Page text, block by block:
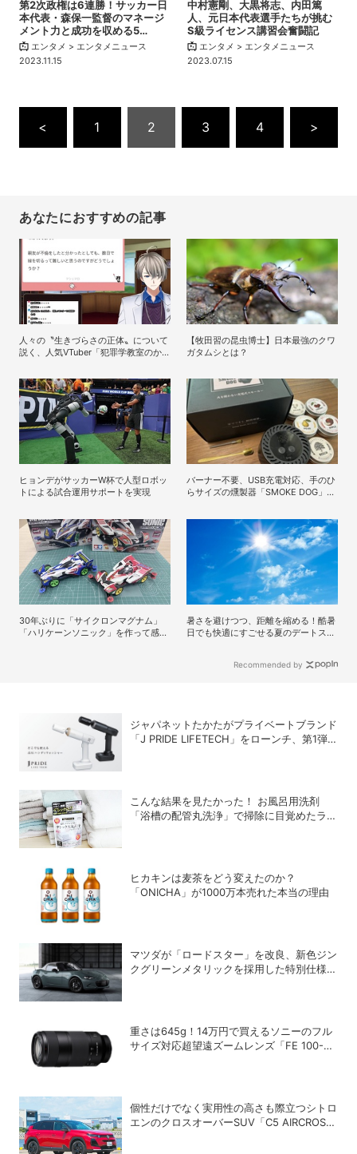
第2次政権は6連勝！サッカー日
本代表・森保一監督のマネージ
メント力と成功を収める5…
エンタメ > エンタメニュース
2023.11.15
中村憲剛、大黒将志、内田篤
人、元日本代表選手たちが挑む
S級ライセンス講習会奮闘記
エンタメ > エンタメニュース
2023.07.15
< 1 2 3 4 >
あなたにおすすめの記事
人々の〝生きづらさの正体〟について
説く、人気VTuber「犯罪学教室のか
【牧田習の昆虫博士】日本最強のクワ
ガタムシとは？
ヒョンデがサッカーW杯で人型ロボッ
トによる試合運用サポートを実現
バーナー不要、USB充電対応、手のひ
らサイズの燻製器「SMOKE DOG」で
30年ぶりに「サイクロンマグナム」
「ハリケーンソニック」を作って感じ
暑さを避けつつ、距離を縮める！酷暑
日でも快適にすごせる夏のデートスポ
Recommended by
ジャパネットたかたがプライベートブランド
「J PRIDE LIFETECH」をローンチ、第1弾
こんな結果を見たかった！ お風呂用洗剤
「浴槽の配管丸洗浄」で掃除に目覚めたライ
ヒカキンは麦茶をどう変えたのか？
「ONICHA」が1000万本売れた本当の理由
マツダが「ロードスター」を改良、新色ジン
クグリーンメタリックを採用した特別仕様車
重さは645g！14万円で買えるソニーのフル
サイズ対応超望遠ズームレンズ「FE 100-
個性だけでなく実用性の高さも際立つシトロ
エンのクロスオーバーSUV「C5 AIRCROSS